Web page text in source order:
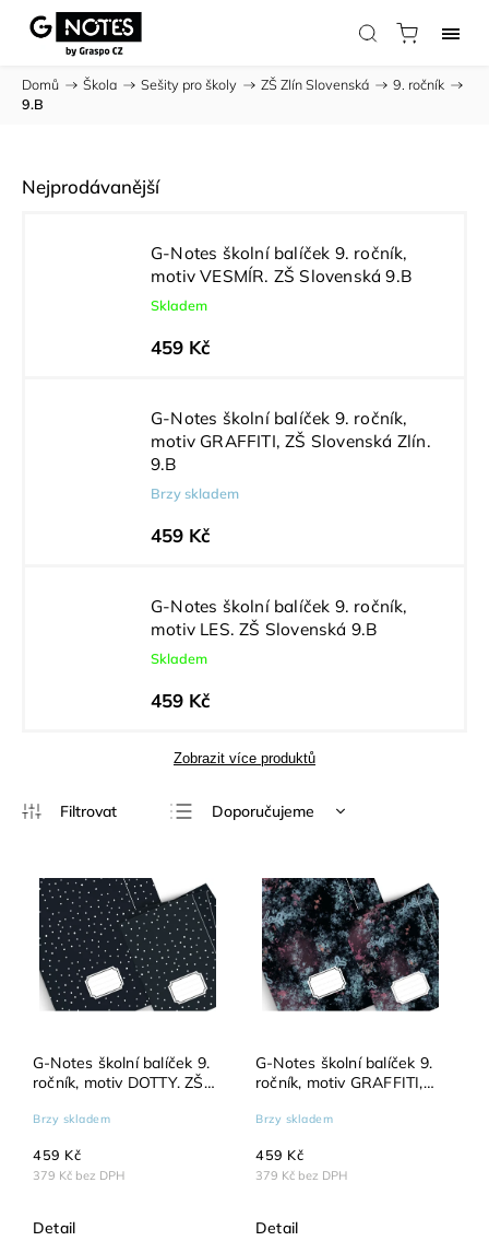
Domů / Škola / Sešity pro školy / ZŠ Zlín Slovenská / 9. ročník /
9.B
Nejprodávanější
G-Notes školní balíček 9. ročník,
motiv VESMÍR. ZŠ Slovenská 9.B
Skladem
459 Kč
G-Notes školní balíček 9. ročník,
motiv GRAFFITI, ZŠ Slovenská Zlín.
9.B
Brzy skladem
459 Kč
G-Notes školní balíček 9. ročník,
motiv LES. ZŠ Slovenská 9.B
Skladem
459 Kč
Zobrazit více produktů
Doporučujeme
Nejdražší
Nejprodávanější
Abecedně
G-Notes školní balíček 9.
ročník, motiv DOTTY. ZŠ
Brzy skladem
379 Kč bez DPH
459 Kč
Detail
G-Notes školní balíček 9.
ročník, motiv GRAFFITI,
Brzy skladem
379 Kč bez DPH
459 Kč
Detail